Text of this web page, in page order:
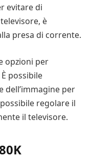
evitare di
è
presa di corrente.
opzioni per
possibile
dell’immagine per
regolare il
il televisore.